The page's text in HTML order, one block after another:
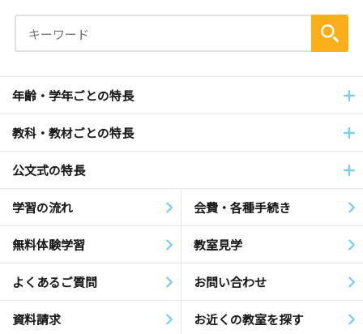
年齢・学年ごとの特長
教科・教材ごとの特長
公文式の特長
学習の流れ 会費・各種手続き
無料体験学習 教室見学
よくあるご質問 お問い合わせ
資料請求 お近くの教室を探す